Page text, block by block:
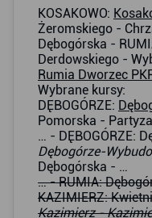
KOSAKOWO:
Żeromskiego -
Dębogórska -
Derdowskiego -
Rumia Dworzec
Wybrane kursy:
DĘBOGÓRZE:
Pomorska -
… - DĘBOGÓRZE:
Dębogórze-
Dębogórska - …
… - RUMIA:
KAZIMIERZ:
Kazimierz -